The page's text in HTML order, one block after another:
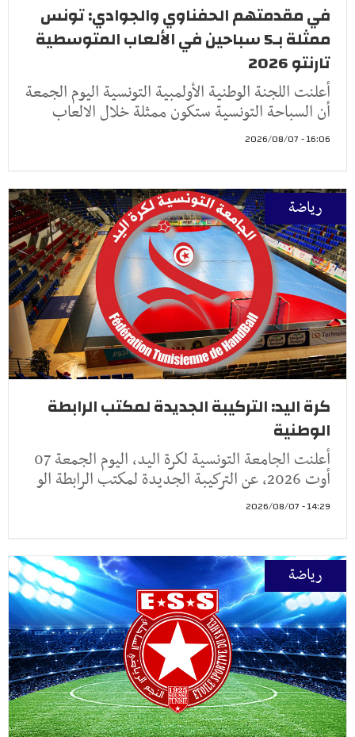
في مقدمتهم الحفناوي والجوادي: تونس
ممثلة بـ5 سباحين في الألعاب المتوسطية
تارنتو 2026
أعلنت اللجنة الوطنية الأولمبية التونسية اليوم الجمعة
أن السباحة التونسية ستكون ممثلة خلال الالعاب
16:06 - 2026/08/07
رياضة
كرة اليد: التركيبة الجديدة لمكتب الرابطة
الوطنية
أعلنت الجامعة التونسية لكرة اليد، اليوم الجمعة 07
أوت 2026، عن التركيبة الجديدة لمكتب الرابطة الو
14:29 - 2026/08/07
رياضة